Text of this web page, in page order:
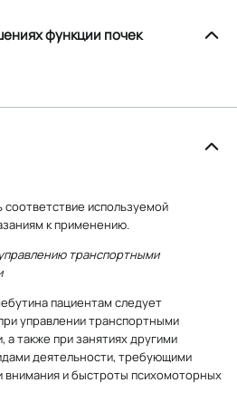
функции почек
используемой
к применению.
транспортными
пациентам следует
управлении транспортными
также при занятиях другими
деятельности, требующими
и быстроты психомоторных